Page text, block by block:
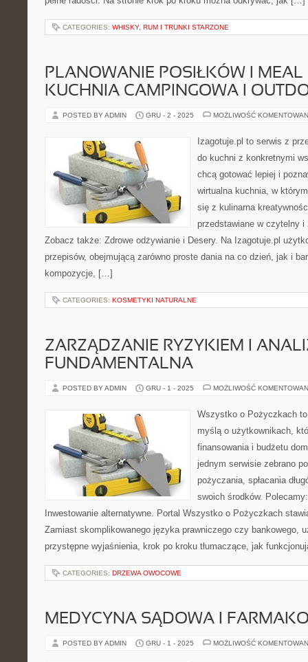
CATEGORIES: WHISKY, RUM I TRUNKI STARZONE
PLANOWANIE POSIŁKÓW I MEAL
KUCHNIA CAMPINGOWA I
POSTED BY ADMIN GRU - 2 - 2025 MOŻLIWOŚĆ
Izagotuje.pl to serwis z
do kuchni z konkretnymi
chcą gotować lepiej i
wirtualna kuchnia, w
się z kulinarna
przedstawiane w czytelny
Zobacz także: Zdrowe odżywianie i Desery. Na Izagotuje.pl
przepisów, obejmującą zarówno proste dania na co dzień, jak i
kompozycje, […]
CATEGORIES: KOSMETYKI NATURALNE
ZARZĄDZANIE RYZYKIEM I
FUNDAMENTALNA
POSTED BY ADMIN GRU - 1 - 2025 MOŻLIWOŚĆ
Wszystko o Pożyczkach
myślą o użytkownikach,
finansowania i budżetu
jednym serwisie zebrano
pożyczania, spłacania
swoich środków.
Inwestowanie alternatywne. Portal Wszystko o Pożyczkach
Zamiast skomplikowanego języka prawniczego czy bankowego,
przystępne wyjaśnienia, krok po kroku tłumaczące, jak
CATEGORIES: DRZEWA OWOCOWE
MEDYCYNA SĄDOWA I
POSTED BY ADMIN GRU - 1 - 2025 MOŻLIWOŚĆ